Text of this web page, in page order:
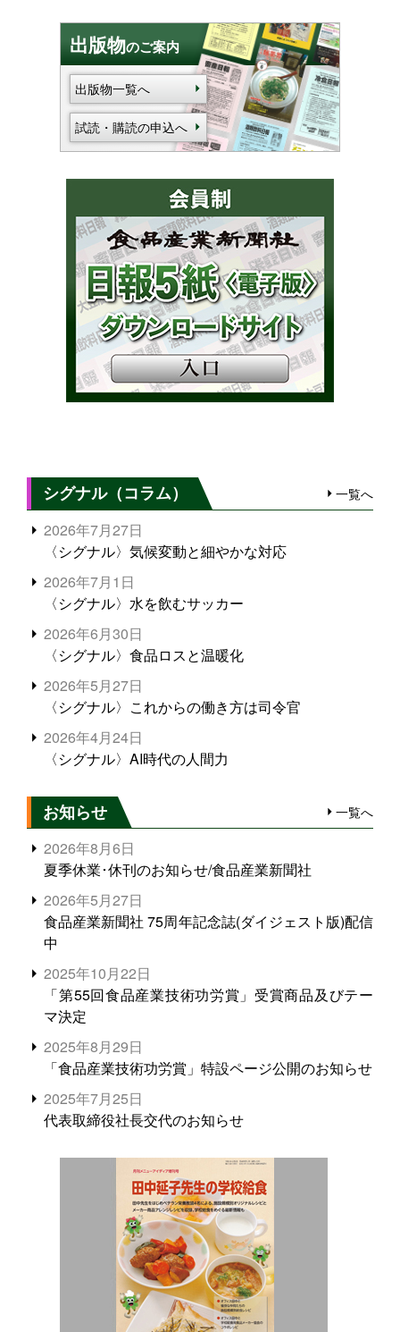
出版物のご案内
出版物一覧へ
試読・購読の申込へ
シグナル（コラム） 一覧へ
2026年7月27日
〈シグナル〉気候変動と細やかな対応
2026年7月1日
〈シグナル〉水を飲むサッカー
2026年6月30日
〈シグナル〉食品ロスと温暖化
2026年5月27日
〈シグナル〉これからの働き方は司令官
2026年4月24日
〈シグナル〉AI時代の人間力
お知らせ 一覧へ
2026年8月6日
夏季休業･休刊のお知らせ/食品産業新聞社
2026年5月27日
食品産業新聞社 75周年記念誌(ダイジェスト版)配信
中
2025年10月22日
「第55回食品産業技術功労賞」受賞商品及びテー
マ決定
2025年8月29日
「食品産業技術功労賞」特設ページ公開のお知らせ
2025年7月25日
代表取締役社長交代のお知らせ